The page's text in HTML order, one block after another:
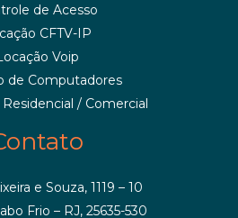
de Acesso
CFTV-IP
Voip
de Computadores
/ Comercial
e Souza, 1119 – 10
Frio – RJ, 25635-530